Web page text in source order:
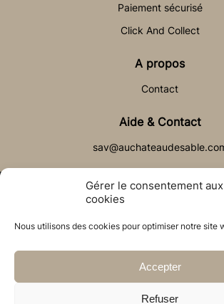
Gérer le consentement aux
cookies
Nous utilisons des cookies pour optimiser notre site
Accepter
Refuser
Paiement sécurisé
Click And Collect
A propos
Contact
Aide & Contact
CGV
Réalisé par l’agence web :